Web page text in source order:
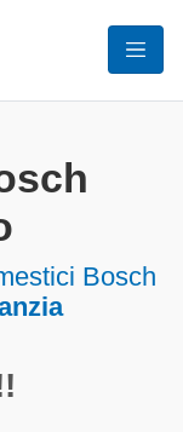
Bosch